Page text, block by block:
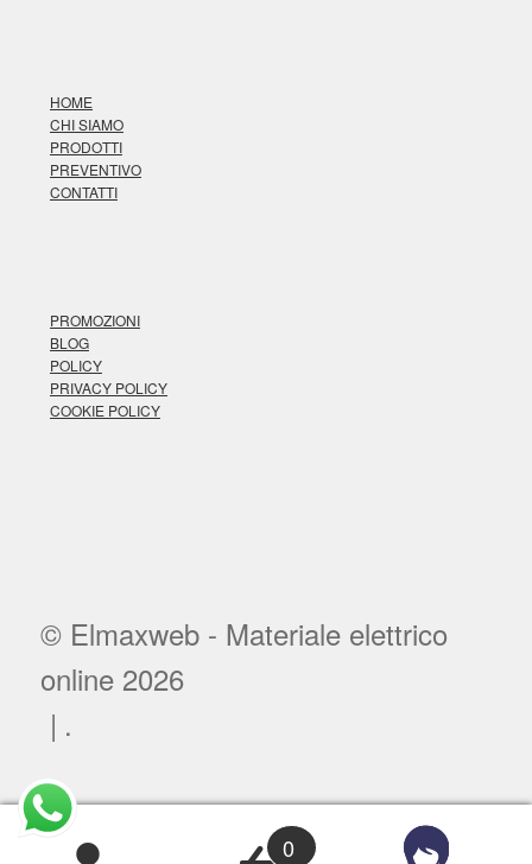
HOME
CHI SIAMO
PRODOTTI
PREVENTIVO
CONTATTI
PROMOZIONI
BLOG
POLICY
PRIVACY POLICY
COOKIE POLICY
© Elmaxweb - Materiale elettrico
online 2026
.
0